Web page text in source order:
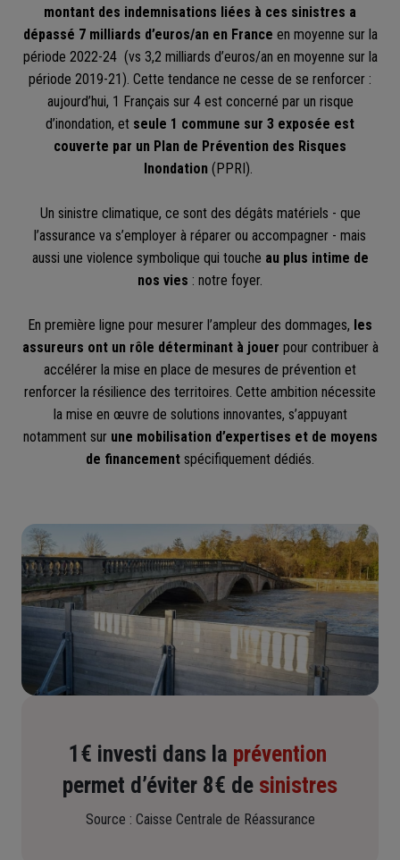
montant des indemnisations liées à ces sinistres a
dépassé 7 milliards d’euros/an en France en moyenne sur la
période 2022-24 (vs 3,2 milliards d’euros/an en moyenne sur la
période 2019-21). Cette tendance ne cesse de se renforcer :
aujourd’hui, 1 Français sur 4 est concerné par un risque
d’inondation, et seule 1 commune sur 3 exposée est
couverte par un Plan de Prévention des Risques
Inondation (PPRI).
Un sinistre climatique, ce sont des dégâts matériels - que
l’assurance va s’employer à réparer ou accompagner - mais
aussi une violence symbolique qui touche au plus intime de
nos vies : notre foyer.
En première ligne pour mesurer l’ampleur des dommages, les
assureurs ont un rôle déterminant à jouer pour contribuer à
accélérer la mise en place de mesures de prévention et
renforcer la résilience des territoires. Cette ambition nécessite
la mise en œuvre de solutions innovantes, s’appuyant
notamment sur une mobilisation d’expertises et de moyens
de financement spécifiquement dédiés.
1€ investi dans la prévention
permet d’éviter 8€ de sinistres
Source : Caisse Centrale de Réassurance